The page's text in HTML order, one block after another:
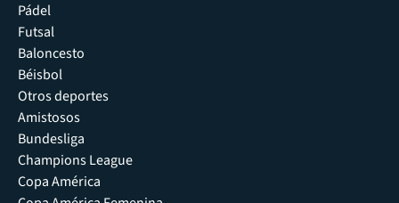
Pádel
Futsal
Baloncesto
Béisbol
Otros deportes
Amistosos
Bundesliga
Champions League
Copa América